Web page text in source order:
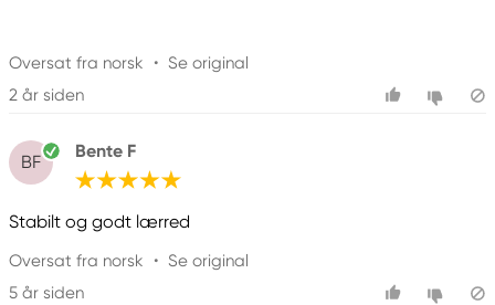
Oversat fra norsk • Se original
2 år siden
BF
Bente F
Stabilt og godt lærred
Oversat fra norsk • Se original
5 år siden